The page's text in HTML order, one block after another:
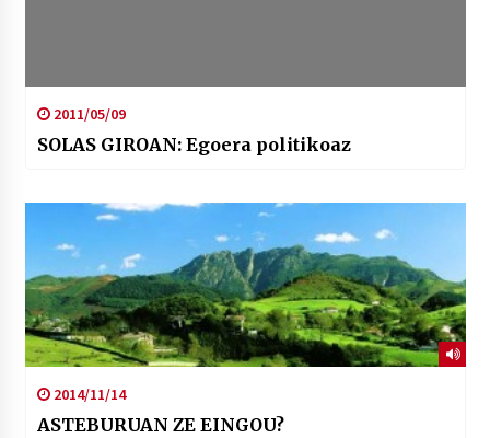
2011/05/09
SOLAS GIROAN: Egoera politikoaz
2014/11/14
ASTEBURUAN ZE EINGOU?